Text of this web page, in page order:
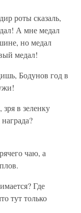
роты сказаль,
А мне медал
но медал
медал!
Бодунов год в
в зеленку
чаю, а
Где
тут только